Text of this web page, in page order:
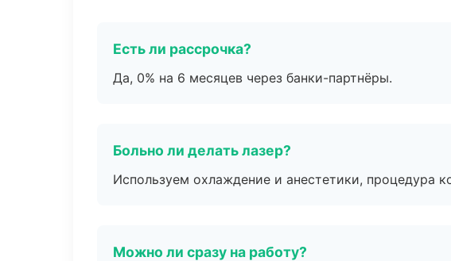
Есть ли рассрочка?
Да, 0% на 6 месяцев через банки-партнёры.
Больно ли делать лазер?
Используем охлаждение и анестетики, процедура
Можно ли сразу на работу?